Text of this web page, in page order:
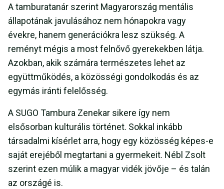
A tamburatanár szerint Magyarország mentális
állapotának javulásához nem hónapokra vagy
évekre, hanem generációkra lesz szükség. A
reményt mégis a most felnővő gyerekekben látja.
Azokban, akik számára természetes lehet az
együttműködés, a közösségi gondolkodás és az
egymás iránti felelősség.
A SUGO Tambura Zenekar sikere így nem
elsősorban kulturális történet. Sokkal inkább
társadalmi kísérlet arra, hogy egy közösség képes-e
saját erejéből megtartani a gyermekeit. Nébl Zsolt
szerint ezen múlik a magyar vidék jövője – és talán
az országé is.